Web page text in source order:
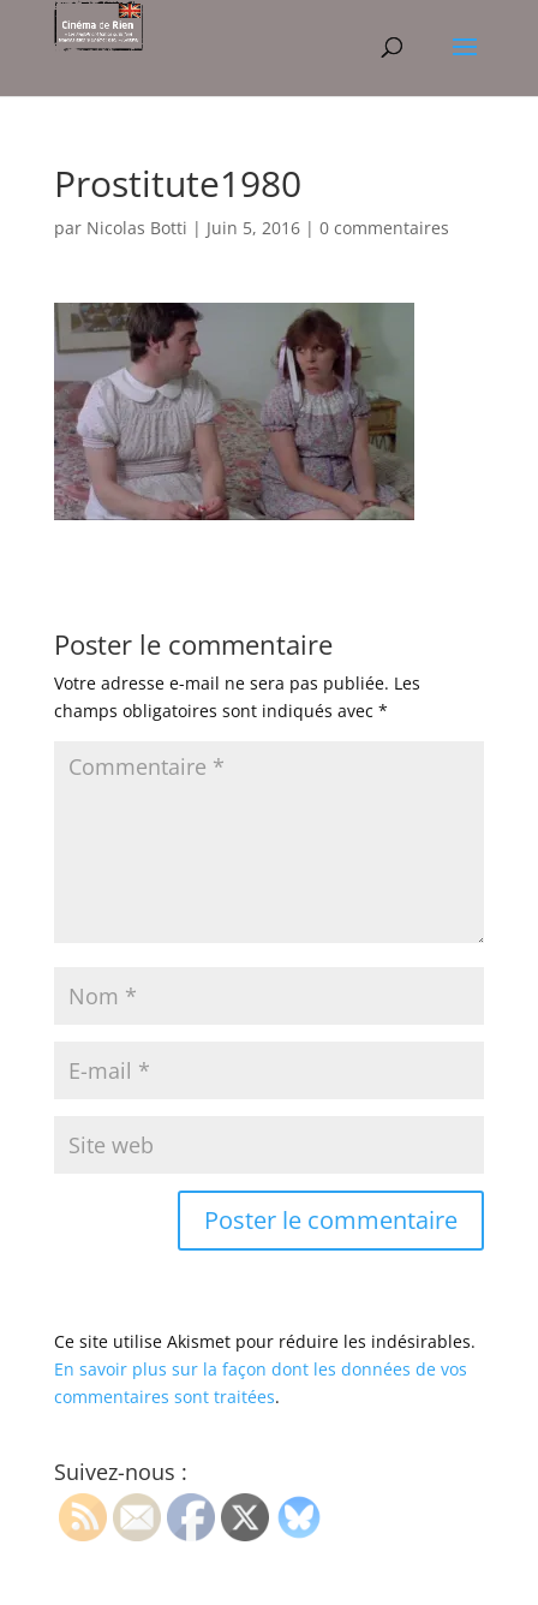
Prostitute1980
par Nicolas Botti | Juin 5, 2016| 0 commentaires
Poster le commentaire
Votre adresse e-mail ne sera pas publiée. Les
champs obligatoires sont indiqués avec *
Ce site utilise Akismet pour réduire les indésirables.
En savoir plus sur la façon dont les données de vos
commentaires sont traitées.
Suivez-nous :